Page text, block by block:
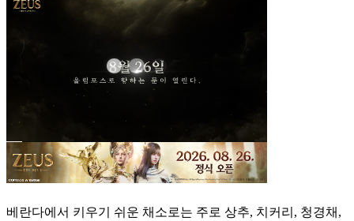
베란다에서 키우기 쉬운 채소로는 주로 상추, 치커리, 청경채,